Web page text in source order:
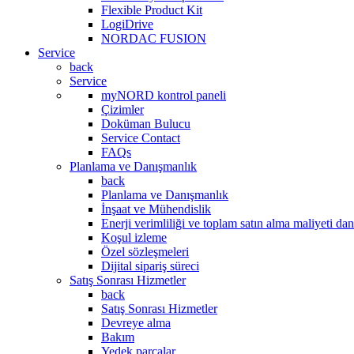
Flexible Product Kit
LogiDrive
NORDAC FUSION
Service
back
Service
myNORD kontrol paneli
Çizimler
Doküman Bulucu
Service Contact
FAQs
Planlama ve Danışmanlık
back
Planlama ve Danışmanlık
İnşaat ve Mühendislik
Enerji verimliliği ve toplam satın alma maliyeti
Koşul izleme
Özel sözleşmeleri
Dijital sipariş süreci
Satış Sonrası Hizmetler
back
Satış Sonrası Hizmetler
Devreye alma
Bakım
Yedek parçalar